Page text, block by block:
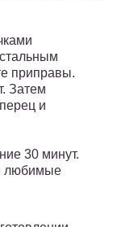
приправы.
Затем
и
30 минут.
любимые